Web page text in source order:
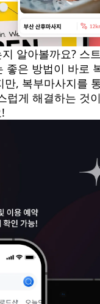
알아볼까요? 스
좋은 방법이 바로
, 복부마사지를
럽게 해결하는 것